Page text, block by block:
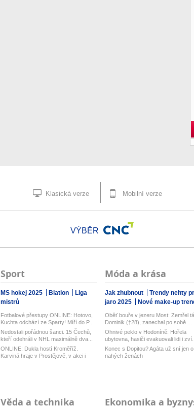
Klasická verze Mobilní verze
VÝBĚR
Sport
MS hokej 2025 Biatlon
Liga
mistrů
Fotbalové přestupy ONLINE: Hotovo,
Kuchta odchází ze Sparty! Míří do P...
Nedostali pořádnou šanci. 15 Čechů,
kteří odehráli v NHL maximálně dva...
ONLINE: Dukla hostí Kroměříž.
Karviná hraje v Prostějově, v akci i
Móda a krása
Jak zhubnout
Trendy nehty
jaro 2025
Nové make-up
Oběť bouře v jezeru Most: Zemřel
Dominik (†28), zanechal po sobě ...
Ohnivé peklo v Hodoníně: Hořela
ubytovna, hasiči evakuovali lidi i zví...
Konec s Dopitou? Agáta už sní jen o
nahých ženách
Věda a technika Ekonomika a